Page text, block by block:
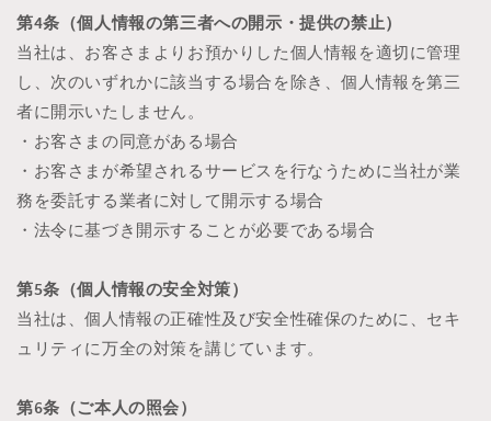
第4条（個人情報の第三者への開示・提供の禁止）
当社は、お客さまよりお預かりした個人情報を適切に管理
し、次のいずれかに該当する場合を除き、個人情報を第三
者に開示いたしません。
・お客さまの同意がある場合
・お客さまが希望されるサービスを行なうために当社が業
務を委託する業者に対して開示する場合
・法令に基づき開示することが必要である場合
第5条（個人情報の安全対策）
当社は、個人情報の正確性及び安全性確保のために、セキ
ュリティに万全の対策を講じています。
第6条（ご本人の照会）